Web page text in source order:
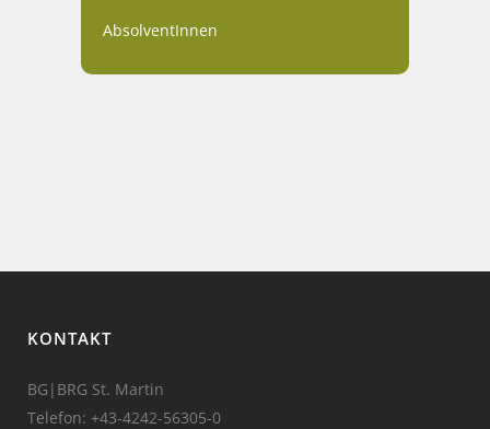
AbsolventInnen
KONTAKT
BG|BRG St. Martin
Telefon: +43-4242-56305-0